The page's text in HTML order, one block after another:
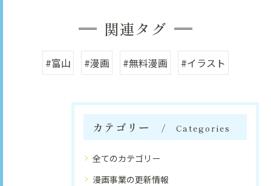
関連タグ
#富山 #漫画 #無料漫画 #イラスト
カテゴリー Categories
全てのカテゴリー
漫画事業の更新情報